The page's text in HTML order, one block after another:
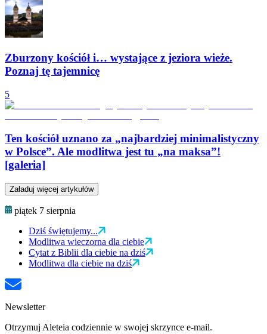
Zburzony kościół i… wystające z jeziora wieże.
Poznaj tę tajemnicę
5
Ten kościół uznano za „najbardziej minimalistyczny
w Polsce”. Ale modlitwa jest tu „na maksa”!
[galeria]
Załaduj więcej artykułów
piątek 7 sierpnia
Dziś świętujemy...
Modlitwa wieczorna dla ciebie
Cytat z Biblii dla ciebie na dziś
Modlitwa dla ciebie na dziś
Newsletter
Otrzymuj Aleteia codziennie w swojej skrzynce e-mail.